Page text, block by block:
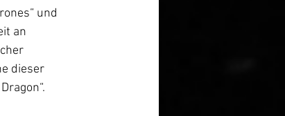
und
an
dieser